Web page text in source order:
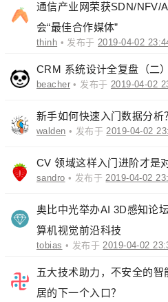
通信产业网荣获SDN/NFV/
会“最佳合作媒体”
thinh • 发布于2019-04-02
CRM 系统设计全复盘（二
beacher • 发布于 2019-04-02
新手如何快速入门数据分析？
walden • 发布于2019-04-02
CV 领域这样入门进阶才是
sandro • 发布于2019-04-02
奥比中光举办AI 3D感知论
算机视觉前沿科技
tobias • 发布于2019-04-02
五大技术助力，不安全的
居的下一个入口？